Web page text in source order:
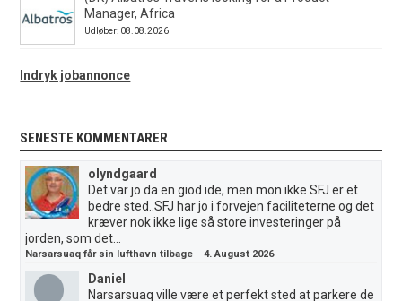
Manager, Africa
Udløber: 08.08.2026
Indryk jobannonce
SENESTE KOMMENTARER
olyndgaard
Det var jo da en giod ide, men mon ikke SFJ er et
bedre sted..SFJ har jo i forvejen faciliteterne og det
kræver nok ikke lige så store investeringer på
jorden, som det...
Narsarsuaq får sin lufthavn tilbage ·4. August 2026
Daniel
Narsarsuaq ville være et perfekt sted at parkere de